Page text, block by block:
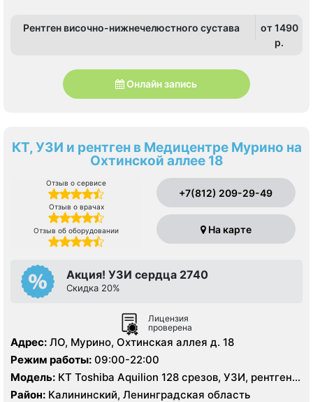
Рентген височно-нижнечелюстного сустава
от 1490
p.
Онлайн запись
КТ, УЗИ и рентген в Медицентре Мурино на
Охтинской аллее 18
Отзыв о сервисе
Отзыв о врачах
Отзыв об оборудовании
+7(812) 209-29-49
На карте
Акция! УЗИ сердца 2740
Скидка 20%
Лицензия
проверена
Адрес: ЛО, Мурино, Охтинская аллея д. 18
Режим работы: 09:00-22:00
Модель: КТ Toshiba Aquilion 128 срезов, УЗИ, рентген
цифровой
Район: Калининский, Ленинградская область